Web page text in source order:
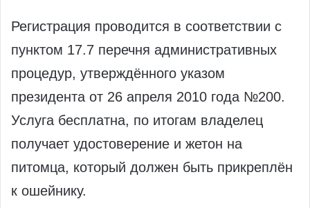
Регистрация проводится в соответствии с
пунктом 17.7 перечня административных
процедур, утверждённого указом
президента от 26 апреля 2010 года №200.
Услуга бесплатна, по итогам владелец
получает удостоверение и жетон на
питомца, который должен быть прикреплён
к ошейнику.